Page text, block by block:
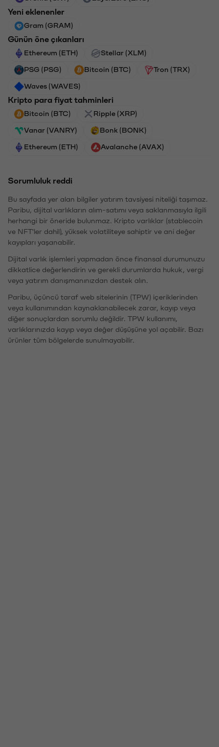
Yeni eklenenler
Gram (GRAM)
Günün öne çıkanları
Ethereum (ETH) Stellar (XLM)
PSG (PSG) Bitcoin (BTC) Tron (TRX)
Waves (WAVES)
Kripto para fiyat tahminleri
Bitcoin (BTC) Ripple (XRP)
Vanar (VANRY) Bonk (BONK)
Ethereum (ETH) Avalanche (AVAX)
Sorumluluk reddi
Bu sayfada yer alan bilgiler yatırım tavsiyesi niteliği taşımaz.
Paribu, dijital varlıkların alım-satımı veya saklanmasıyla ilgili
herhangi bir öneride bulunmaz. Kripto varlıklar (stablecoin
ve NFT'ler dahil), yüksek volatiliteye sahiptir ve ani değer
kayıpları yaşanabilir.
Dijital varlık işlemleri yapmadan önce finansal durumunuzu
dikkatlice değerlendirin ve gerekli durumlarda hukuk, vergi
veya yatırım danışmanınızdan destek alın.
Paribu, üçüncü taraf web sitelerinin (TPW) içeriklerinden
veya kullanımından kaynaklanabilecek zarar, kayıp veya
diğer sonuçlardan sorumlu değildir. TPW kullanımı,
varlıklarınızda kayıp veya değer düşüşüne yol açabilir. Bazı
ürünler tüm bölgelerde sunulmayabilir.